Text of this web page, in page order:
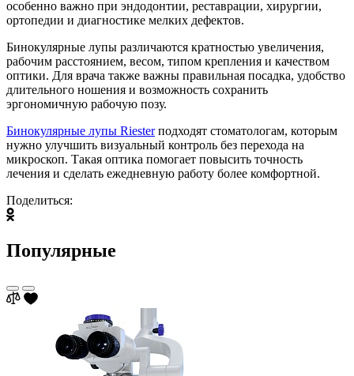
особенно важно при эндодонтии, реставрации, хирургии,
ортопедии и диагностике мелких дефектов.
Бинокулярные лупы различаются кратностью увеличения,
рабочим расстоянием, весом, типом крепления и качеством
оптики. Для врача также важны правильная посадка, удобство
длительного ношения и возможность сохранить
эргономичную рабочую позу.
Бинокулярные лупы Riesterподходят стоматологам, которым
нужно улучшить визуальный контроль без перехода на
микроскоп. Такая оптика помогает повысить точность
лечения и сделать ежедневную работу более комфортной.
Поделиться:
Популярные